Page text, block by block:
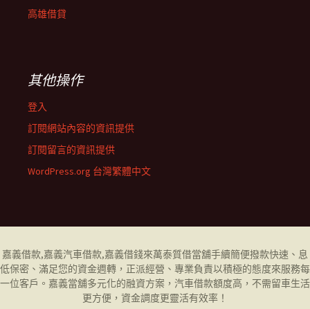
高雄借貸
其他操作
登入
訂閱網站內容的資訊提供
訂閱留言的資訊提供
WordPress.org 台灣繁體中文
嘉義借款,嘉義汽車借款,嘉義借錢來萬泰質借當舖手續簡便撥款快速、息
低保密、滿足您的資金週轉，正派經營、專業負責以積極的態度來服務每
一位客戶。 嘉義當舖多元化的融資方案，汽車借款額度高，不需留車生活
更方便，資金調度更靈活有效率！